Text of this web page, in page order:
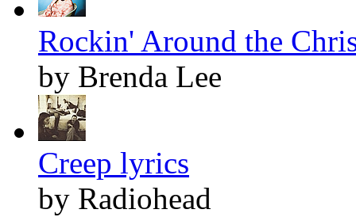
Rockin' Around the
by Brenda Lee
Creep lyrics
by Radiohead